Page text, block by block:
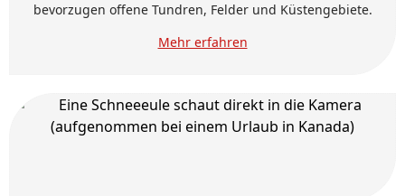
bevorzugen offene Tundren, Felder und Küstengebiete.
Mehr erfahren